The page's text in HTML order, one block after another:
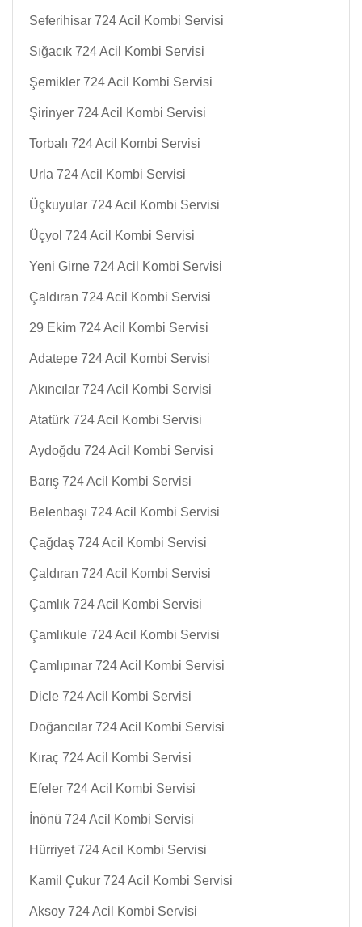
Seferihisar 724 Acil Kombi Servisi
Sığacık 724 Acil Kombi Servisi
Şemikler 724 Acil Kombi Servisi
Şirinyer 724 Acil Kombi Servisi
Torbalı 724 Acil Kombi Servisi
Urla 724 Acil Kombi Servisi
Üçkuyular 724 Acil Kombi Servisi
Üçyol 724 Acil Kombi Servisi
Yeni Girne 724 Acil Kombi Servisi
Çaldıran 724 Acil Kombi Servisi
29 Ekim 724 Acil Kombi Servisi
Adatepe 724 Acil Kombi Servisi
Akıncılar 724 Acil Kombi Servisi
Atatürk 724 Acil Kombi Servisi
Aydoğdu 724 Acil Kombi Servisi
Barış 724 Acil Kombi Servisi
Belenbaşı 724 Acil Kombi Servisi
Çağdaş 724 Acil Kombi Servisi
Çaldıran 724 Acil Kombi Servisi
Çamlık 724 Acil Kombi Servisi
Çamlıkule 724 Acil Kombi Servisi
Çamlıpınar 724 Acil Kombi Servisi
Dicle 724 Acil Kombi Servisi
Doğancılar 724 Acil Kombi Servisi
Kıraç 724 Acil Kombi Servisi
Efeler 724 Acil Kombi Servisi
İnönü 724 Acil Kombi Servisi
Hürriyet 724 Acil Kombi Servisi
Kamil Çukur 724 Acil Kombi Servisi
Aksoy 724 Acil Kombi Servisi